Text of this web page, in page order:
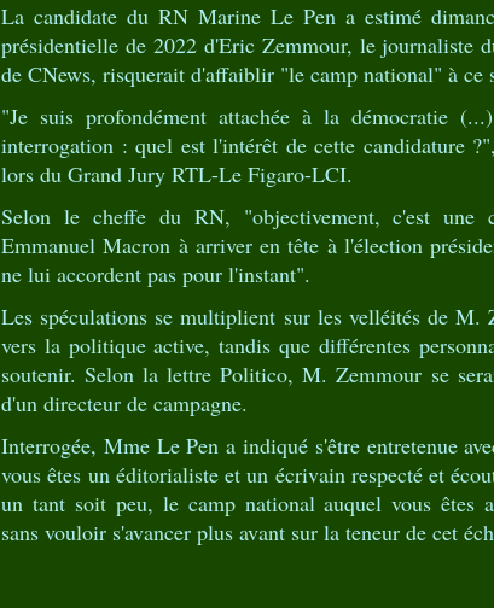
La candidate du RN Marine Le Pen a estimé
présidentielle de 2022 d'Eric Zemmour, le journaliste
de CNews, risquerait d'affaiblir "le camp national" à ce
"Je suis profondément attachée à la démocratie
interrogation : quel est l'intérêt de cette candidature
lors du Grand Jury RTL-Le Figaro-LCI.
Selon le cheffe du RN, "objectivement, c'est une
Emmanuel Macron à arriver en tête à l'élection
ne lui accordent pas pour l'instant".
Les spéculations se multiplient sur les velléités de M.
vers la politique active, tandis que différentes
soutenir. Selon la lettre Politico, M. Zemmour se
d'un directeur de campagne.
Interrogée, Mme Le Pen a indiqué s'être entretenue
vous êtes un éditorialiste et un écrivain respecté et
un tant soit peu, le camp national auquel vous êtes
sans vouloir s'avancer plus avant sur la teneur de cet